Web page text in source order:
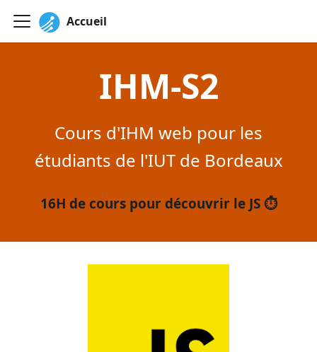
Accueil
IHM-S2
Cours d'IHM web pour les
étudiants de l'IUT de Bordeaux
16H de cours pour découvrir le JS ⏱️